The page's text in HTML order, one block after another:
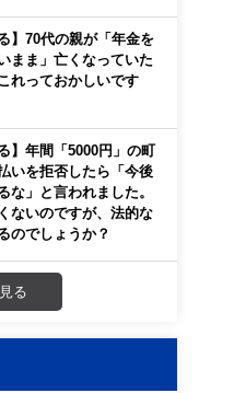
】70代の親が「年金を
まま」亡くなっていた
れっておかしいです
】年間「5000円」の町
いを拒否したら「今後
な」と言われました。
ないのですが、法的な
のでしょうか？
る